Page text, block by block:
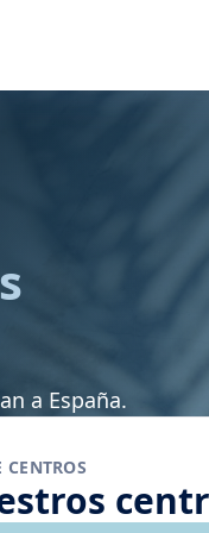
a España.
CENTROS